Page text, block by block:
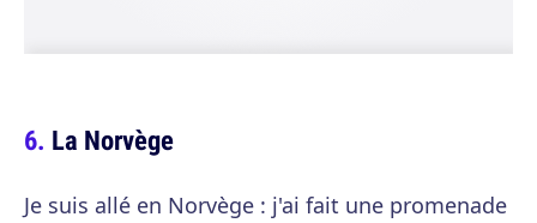
La Norvège
Je suis allé en Norvège : j'ai fait une promenade